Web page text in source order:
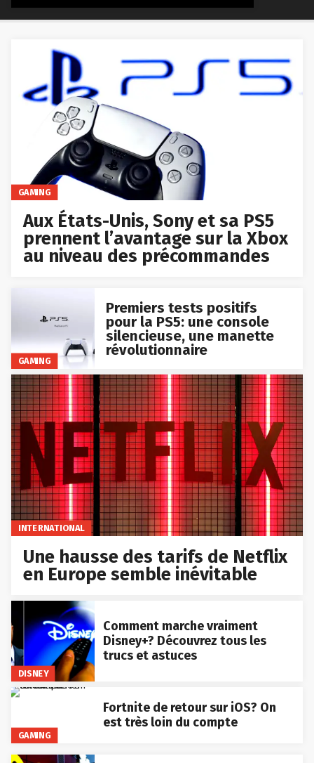
GAMING
Aux États-Unis, Sony et sa PS5
prennent l’avantage sur la Xbox
au niveau des précommandes
GAMING
Premiers tests positifs
pour la PS5: une console
silencieuse, une manette
révolutionnaire
INTERNATIONAL
Une hausse des tarifs de Netflix
en Europe semble inévitable
DISNEY
Comment marche vraiment
Disney+? Découvrez tous les
trucs et astuces
GAMING
Fortnite de retour sur iOS? On
est très loin du compte